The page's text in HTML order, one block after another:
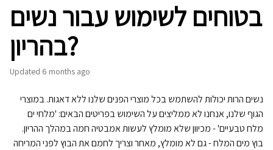
בטוחים לשימוש עבור נשים
בהריון?
Updated 6 months ago
נשים הרות יכולות להשתמש בכל מוצרי הפנים שלנו ללא דאגות. במוצרי
הגוף שלנו, אנחנו לא ממליצים על השימוש בפריטים הבאים: 'מלחי ים
מלח טבעיים' - מכיוון שלא מומלץ לעשות אמבטיה חמה במהלך ההריון.
בוץ מים המלח - גם לא מומלץ, מאחר וצריך לחמם את הבוץ לפני המריחה